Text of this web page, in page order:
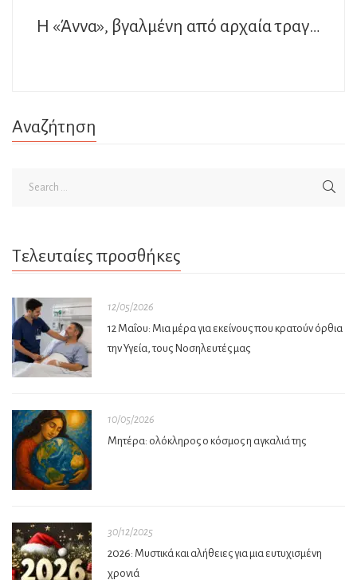
Η «Άννα», βγαλμένη από αρχαία τραγωδία
Αναζήτηση
Τελευταίες προσθήκες
12/05/2026
12 Μαΐου: Μια μέρα για εκείνους που κρατούν όρθια
την Υγεία, τους Νοσηλευτές μας
10/05/2026
Μητέρα: ολόκληρος ο κόσμος η αγκαλιά της
30/12/2025
2026: Μυστικά και αλήθειες για μια ευτυχισμένη
χρονιά